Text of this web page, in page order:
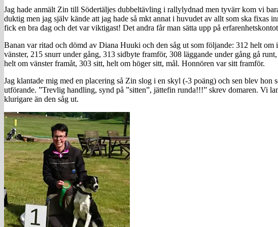
Jag hade anmält Zin till Södertäljes dubbeltävling i rallylydnad men tyvärr kom vi
duktig men jag själv kände att jag hade så mkt annat i huvudet av allt som ska fixas
fick en bra dag och det var viktigast! Det andra får man sätta upp på
Banan var ritad och dömd av Diana Huuki och den såg ut som följande: 312 helt
vänster, 215 snurr under gång, 313 sidbyte framför, 308 läggande under gång gå
helt om vänster framåt, 303 sitt, helt om höger sitt, mål. Honnören var sitt framför.
Jag klantade mig med en placering så Zin slog i en skyl (-3 poäng) och sen blev
utförande. ”Trevlig handling, synd på ”sitten”, jättefin runda!!!” skrev domaren. Vi
klurigare än den såg ut.